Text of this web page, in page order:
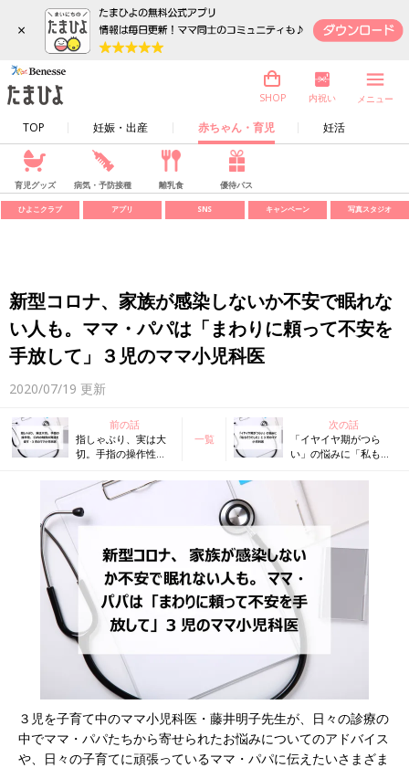
×
TOP 妊娠・出産 赤ちゃん・育児 妊活
SHOP 内祝い メニュー
育児グッズ 病気・予防接種 離乳食 優待パス
ひよこクラブ アプリ SNS キャンペーン 写真スタジオ
新型コロナ、家族が感染しないか不安で眠れな
い人も。ママ・パパは「まわりに頼って不安を
手放して」３児のママ小児科医
2020/07/19 更新
前の話
指しゃぶり、実は大
切。手指の操作性、
促す・３児のママ小
児科医
一覧
次の話
「イヤイヤ期がつら
い」の悩みに「私もそ
マ小児科医
３児を子育て中のママ小児科医・藤井明子先生が、日々の診療の
中でママ・パパたちから寄せられたお悩みについてのアドバイス
や、日々の子育てに頑張っているママ・パパに伝えたいさまざま